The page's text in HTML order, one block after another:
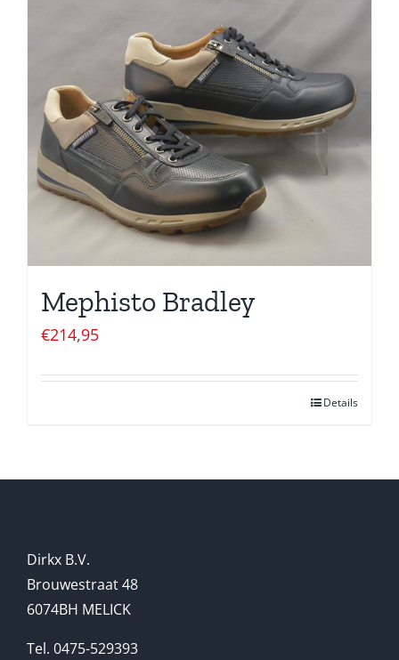
Mephisto Bradley
€214,95
Details
Dirkx B.V.
Brouwestraat 48
6074BH MELICK
Tel. 0475-529393